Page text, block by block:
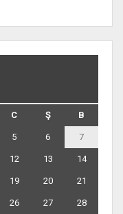
C Ş B
5 6 7
12 13 14
19 20 21
26 27
28